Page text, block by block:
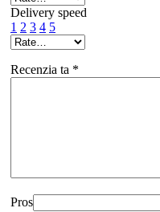
Delivery speed
1 2 3 4 5
Recenzia ta *
Pros